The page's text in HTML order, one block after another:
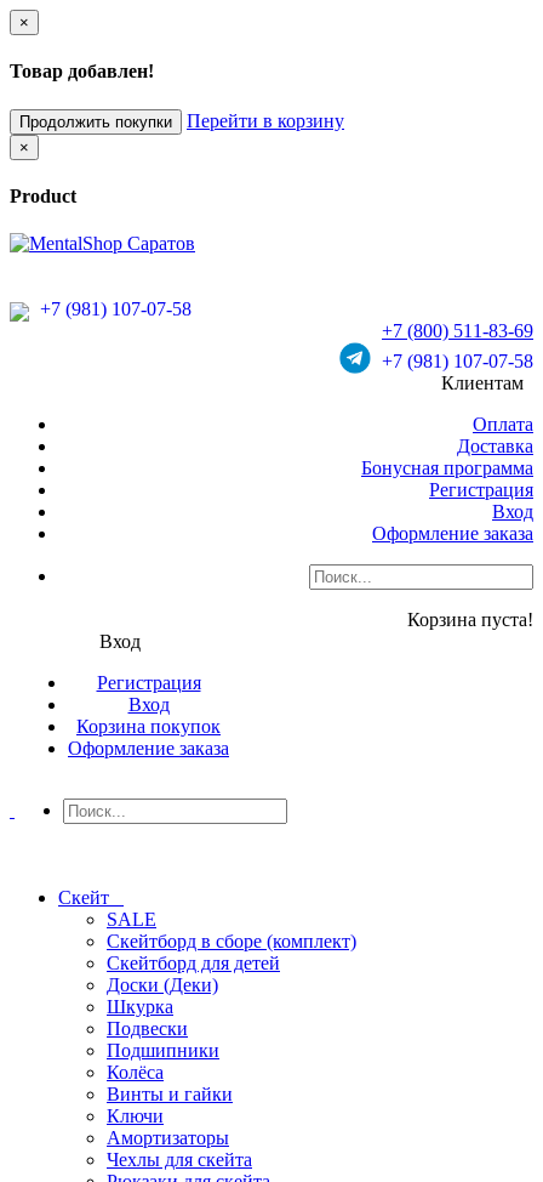
×
Товар добавлен!
Продолжить покупки Перейти в корзину
×
Product
+7 (981) 107-07-58
+7 (800) 511-83-69
+7 (981) 107-07-58
Клиентам
Оплата
Доставка
Бонусная программа
Регистрация
Вход
Оформление заказа
Корзина пуста!
Вход
Регистрация
Вход
Корзина покупок
Оформление заказа
Скейт
SALE
Скейтборд в сборе (комплект)
Скейтборд для детей
Доски (Деки)
Шкурка
Подвески
Подшипники
Колёса
Винты и гайки
Ключи
Амортизаторы
Чехлы для скейта